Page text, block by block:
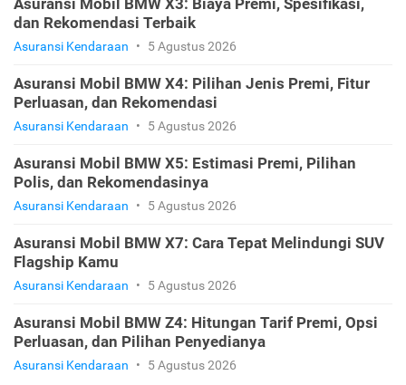
Asuransi Mobil BMW X3: Biaya Premi, Spesifikasi,
dan Rekomendasi Terbaik
Asuransi Kendaraan • 5 Agustus 2026
Asuransi Mobil BMW X4: Pilihan Jenis Premi, Fitur
Perluasan, dan Rekomendasi
Asuransi Kendaraan • 5 Agustus 2026
Asuransi Mobil BMW X5: Estimasi Premi, Pilihan
Polis, dan Rekomendasinya
Asuransi Kendaraan • 5 Agustus 2026
Asuransi Mobil BMW X7: Cara Tepat Melindungi SUV
Flagship Kamu
Asuransi Kendaraan • 5 Agustus 2026
Asuransi Mobil BMW Z4: Hitungan Tarif Premi, Opsi
Perluasan, dan Pilihan Penyedianya
Asuransi Kendaraan • 5 Agustus 2026